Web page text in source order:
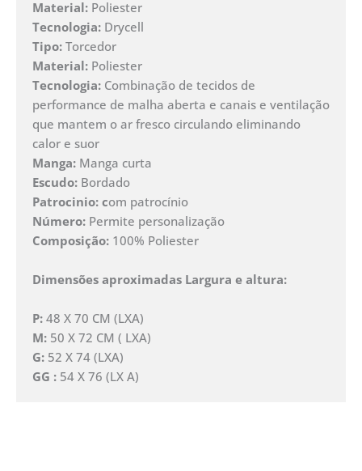
Material: Poliester
Tecnologia: Drycell
Tipo: Torcedor
Material: Poliester
Tecnologia: Combinação de tecidos de
performance de malha aberta e canais e ventilação
que mantem o ar fresco circulando eliminando
calor e suor
Manga: Manga curta
Escudo: Bordado
Patrocinio: com patrocínio
Número: Permite personalização
Composição: 100% Poliester
Dimensões aproximadas Largura e altura:
P: 48 X 70 CM (LXA)
M: 50 X 72 CM ( LXA)
G: 52 X 74 (LXA)
GG : 54 X 76 (LX A)